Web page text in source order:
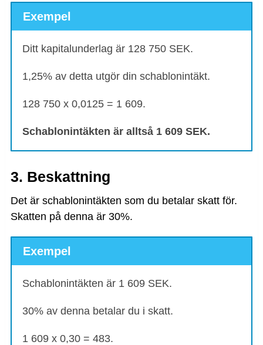
Exempel
Ditt kapitalunderlag är 128 750 SEK.
1,25% av detta utgör din schablonintäkt.
128 750 x 0,0125 = 1 609.
Schablonintäkten är alltså 1 609 SEK.
3. Beskattning
Det är schablonintäkten som du betalar skatt för.
Skatten på denna är 30%.
Exempel
Schablonintäkten är 1 609 SEK.
30% av denna betalar du i skatt.
1 609 x 0,30 = 483.